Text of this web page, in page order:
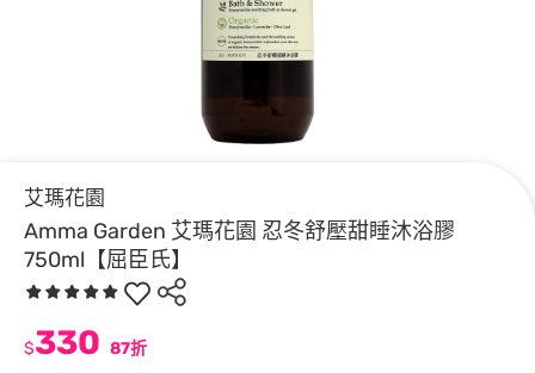
艾瑪花園
Amma Garden 艾瑪花園 忍冬舒壓甜睡沐浴膠
750ml【屈臣氏】
$330 87折